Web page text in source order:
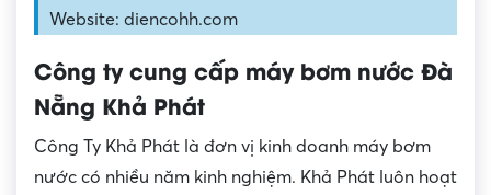
Website: diencohh.com
Công ty cung cấp máy bơm nước Đà
Nẵng Khả Phát
Công Ty Khả Phát là đơn vị kinh doanh máy bơm
nước có nhiều năm kinh nghiệm. Khả Phát luôn hoạt